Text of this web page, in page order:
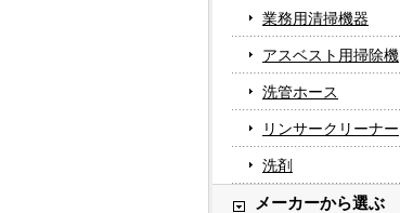
業務用清掃機器
アスベスト用掃除機
洗管ホース
リンサークリーナー
洗剤
メーカーから選ぶ